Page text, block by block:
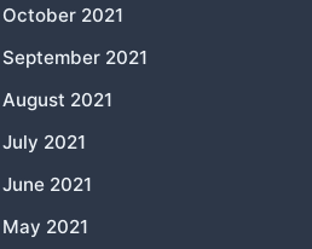
October 2021
September 2021
August 2021
July 2021
June 2021
May 2021